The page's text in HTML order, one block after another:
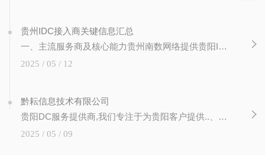
贵州IDC接入商关键信息汇总
一、‌主流服务商及核心能力‌‌贵州南数网络‌提供贵阳IDC机房托管服务，基于..30+高等级数据中心，支持高定制化、高可用性托管方案，电力保障达‌99.99%‌（双路市电+柴油发电机），并通过T3机房标准..2。增值服务：DDoS基础防护、流量监控及驻场工程师技术支持23。IDC/ISP/CDN/IRCS）企业，覆盖大
2025 / 05 / 12
黔耘信息技术有限公司
贵阳DC服务提供商,我们专注于为贵阳客户提供..、可靠、安全的定制化的贵阳服务器托管、贵阳主机托管、
2025 / 05 / 09